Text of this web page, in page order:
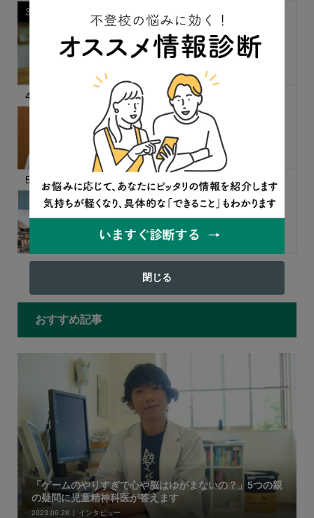
3
人気記事のまとめ〜親の心構え・で
きること・やるべきこと〜
4
「最低限、屋根、ごはん、お風呂だ
けでOK」親が限界を越えないため
に知っておきたいこと
5
文部科学省に聞きました！ 2学期
からクラス変更はできる？
おすすめ記事
「ゲームのやりすぎで心や脳はゆがまないの？」5つの親
の疑問に児童精神科医が答えます
2023.06.28 インタビュー
閉じる